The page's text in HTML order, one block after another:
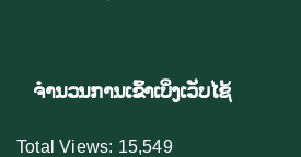
ຈຳນວນການເຂົ້າເບິ່ງເວັບໄຊ້
Total Views: 15,549